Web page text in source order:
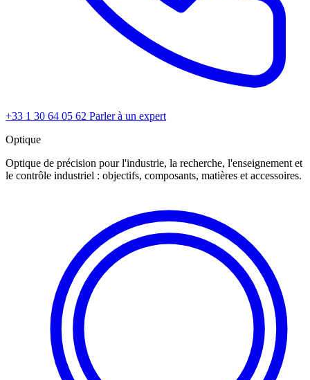
+33 1 30 64 05 62 Parler à un expert
Optique
Optique de précision pour l'industrie, la recherche, l'enseignement et
le contrôle industriel : objectifs, composants, matières et accessoires.